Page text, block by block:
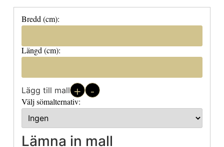
Bredd (cm):
Längd (cm):
Lägg till mall + -
Välj sömalternativ:
Lämna in mall